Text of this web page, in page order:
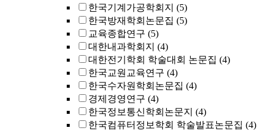
한국기계가공학회지 (5)
한국방재학회논문집 (5)
교육종합연구 (5)
대한내과학회지 (4)
대한전기학회 학술대회 논문집 (4)
한국교원교육연구 (4)
한국수자원학회논문집 (4)
경제경영연구 (4)
한국정보통신학회논문지 (4)
한국컴퓨터정보학회 학술발표논문집 (4)